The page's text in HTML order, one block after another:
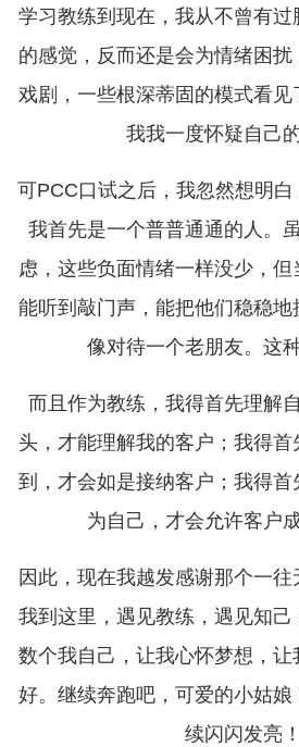
学习教练到现在，我从不曾有过
的感觉，反而还是会为情绪困扰
戏剧，一些根深蒂固的模式看
我我一度怀疑自己的
可PCC口试之后，我忽然想明白
我首先是一个普普通通的人。
虑，这些负面情绪一样没少，
能听到敲门声，能把他们稳稳
像对待一个老朋友。这
而且作为教练，我得首先理解
头，才能理解我的客户；我得
到，才会如是接纳客户；我得
为自己，才会允许客户
因此，现在我越发感谢那个一
我到这里，遇见教练，遇见知
数个我自己，让我心怀梦想，
好。继续奔跑吧，可爱的小姑
续闪闪发亮！